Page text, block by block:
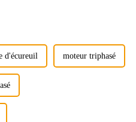
d'écureuil moteur triphasé